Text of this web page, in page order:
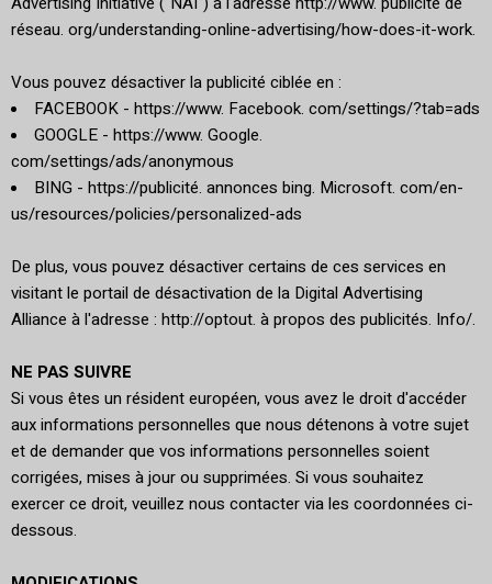
réseau. org/understanding-online-advertising/how-does-it-work.
Vous pouvez désactiver la publicité ciblée en :
FACEBOOK - https://www. Facebook. com/settings/?tab=ads
GOOGLE - https://www. Google.
com/settings/ads/anonymous
BING - https://publicité. annonces bing. Microsoft. com/en-
us/resources/policies/personalized-ads
De plus, vous pouvez désactiver certains de ces services en
visitant le portail de désactivation de la Digital Advertising
Alliance à l'adresse : http://optout. à propos des publicités. Info/.
NE PAS SUIVRE
Si vous êtes un résident européen, vous avez le droit d'accéder
aux informations personnelles que nous détenons à votre sujet
et de demander que vos informations personnelles soient
corrigées, mises à jour ou supprimées. Si vous souhaitez
exercer ce droit, veuillez nous contacter via les coordonnées ci-
dessous.